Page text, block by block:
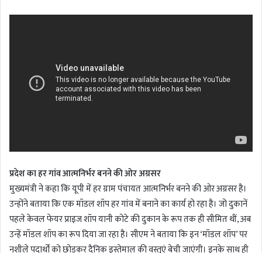
प्रदेश का हर गांव आत्मनिर्भर बनने की ओर अग्रसर
मुख्यमंत्री ने कहा कि यूपी में हर ग्राम पंचायत आत्मनिर्भर बनने की ओर अग्रसर है।
उन्होंने बताया कि एक मॉडल शॉप हर गांव में बनाने का कार्य हो रहा है। जो दुकानें
पहले केवल फेयर प्राइज शॉप यानी कोटे की दुकान के रूप तक ही सीमित थीं, अब
उन्हें मॉडल शॉप का रूप दिया जा रहा है। सीएम ने बताया कि इन ‘मॉडल शॉप’ पर
नशीले पदार्थों को छोड़कर दैनिक इस्तेमाल की वस्तुएं बेची जाएंगी। इनके साथ ही